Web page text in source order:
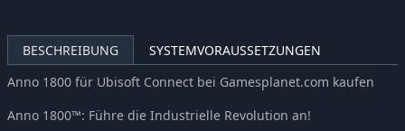
BESCHREIBUNG
SYSTEMVORAUSSETZUNGEN
Anno 1800 für Ubisoft Connect bei Gamesplanet.com kaufen
Anno 1800™: Führe die Industrielle Revolution an!